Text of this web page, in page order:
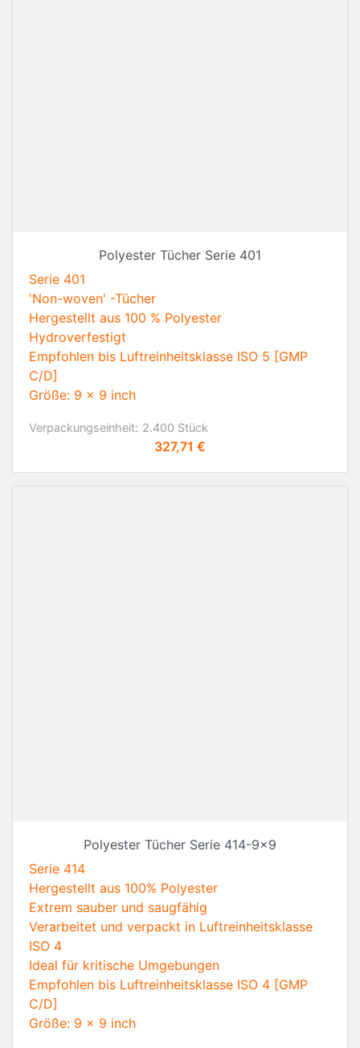
Polyester Tücher Serie 401
Serie 401
'Non-woven' -Tücher
Hergestellt aus 100 % Polyester
Hydroverfestigt
Empfohlen bis Luftreinheitsklasse ISO 5 [GMP
C/D]
Größe: 9 x 9 inch
Verpackungseinheit: 2.400 Stück
Preis
327,71 €
Polyester Tücher Serie 414-9x9
Serie 414
Hergestellt aus 100% Polyester
Extrem sauber und saugfähig
Verarbeitet und verpackt in Luftreinheitsklasse
ISO 4
Ideal für kritische Umgebungen
Empfohlen bis Luftreinheitsklasse ISO 4 [GMP
C/D]
Größe: 9 x 9 inch